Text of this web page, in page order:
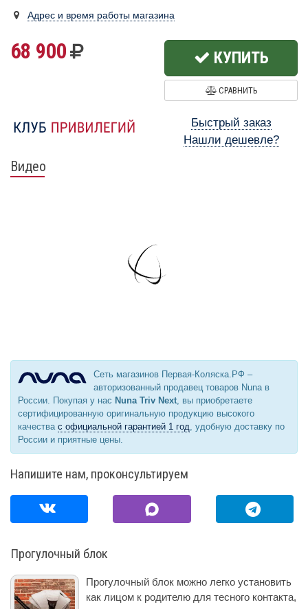
Адрес и время работы магазина
68 900 КУПИТЬ
СРАВНИТЬ
Быстрый заказ
Нашли дешевле?
Видео
Сеть магазинов Первая-Коляска.РФ –
авторизованный продавец товаров Nuna в
России. Покупая у нас Nuna Triv Next, вы приобретаете
сертифицированную оригинальную продукцию высокого
качества с официальной гарантией 1 год, удобную доставку по
России и приятные цены.
Напишите нам, проконсультируем
Прогулочный блок
Прогулочный блок можно легко установить
как лицом к родителю для тесного контакта,